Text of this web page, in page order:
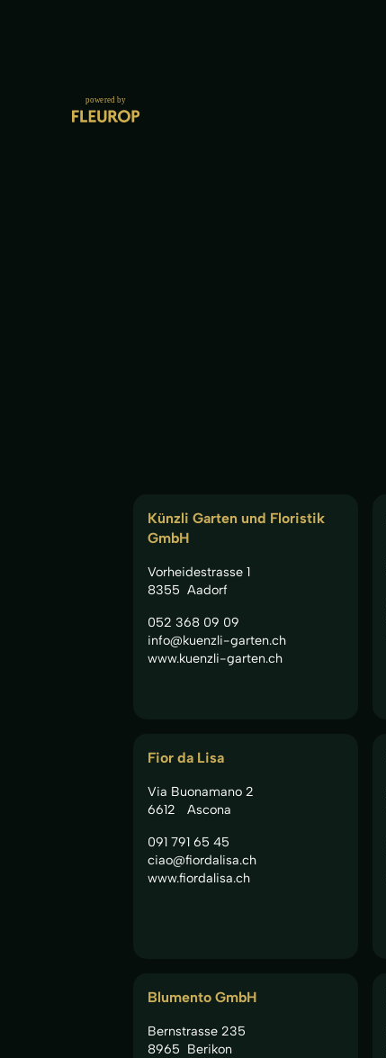
Künzli Garten und Floristik
GmbH
Vorheidestrasse 1
8355 Aadorf
052 368 09 09
info@kuenzli-garten.ch
www.kuenzli-garten.ch
Fior da Lisa
Via Buonamano 2
6612
Ascona
091 791 65 45
ciao@fiordalisa.ch
www.fiordalisa.ch
Blumento GmbH
Bernstrasse 235
8965 Berikon